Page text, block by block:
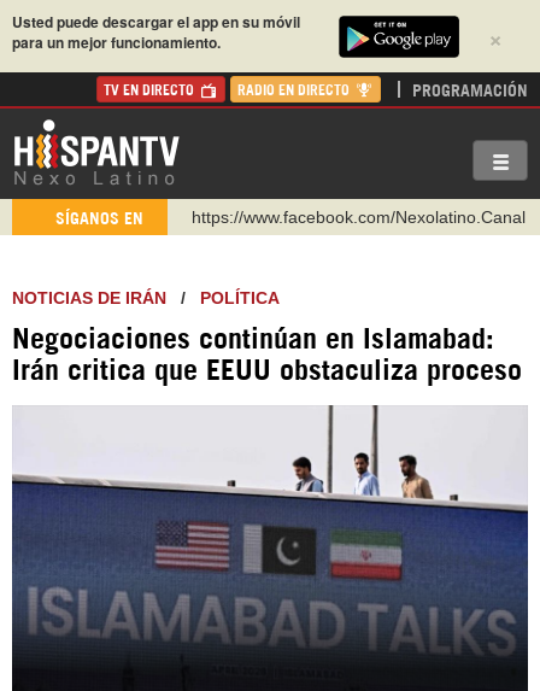
×
Usted puede descargar el app en su móvil
para un mejor funcionamiento.
TV EN DIRECTO RADIO EN DIRECTO PROGRAMACIÓN
SÍGANOS EN
https://www.facebook.com/Nexolatino.Canal
http://twitter.com/nexo_latino
https://t.me/hispantvcanal
https://urmedium.com/c/hispantv
Instagram como: hispan_tv
NOTICIAS DE IRÁN / POLÍTICA
Negociaciones continúan en Islamabad:
Irán critica que EEUU obstaculiza proceso